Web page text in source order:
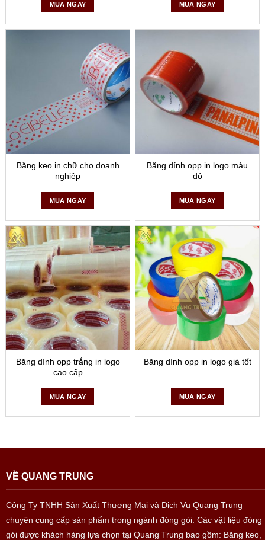
MUA NGAY MUA NGAY
Băng keo in chữ cho doanh
nghiệp
MUA NGAY
Băng dính opp in logo màu
đỏ
MUA NGAY
Băng dính opp trắng in logo
cao cấp
MUA NGAY
Băng dính opp in logo giá tốt
MUA NGAY
VỀ QUANG TRUNG
Công Ty TNHH Sản Xuất Thương Mại và Dịch Vụ Quang Trung
chuyên cung cấp sản phẩm trong ngành đóng gói. Các vật liệu đóng
gói được khách hàng lựa chọn tại Quang Trung bao gồm: Băng keo,